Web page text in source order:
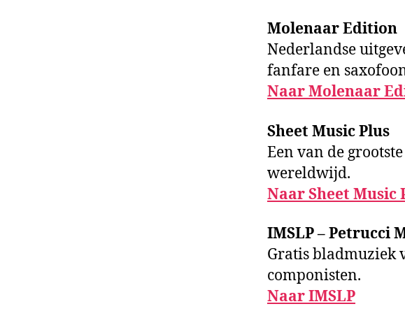
Molenaar Edition
Nederlandse
fanfare en
Naar Molenaar
Sheet Music Plus
Een van de
wereldwijd.
Naar Sheet Music
IMSLP – Petrucci
Gratis bladmuziek
componisten.
Naar IMSLP